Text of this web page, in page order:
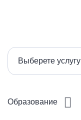
Выберете услугу
Образование